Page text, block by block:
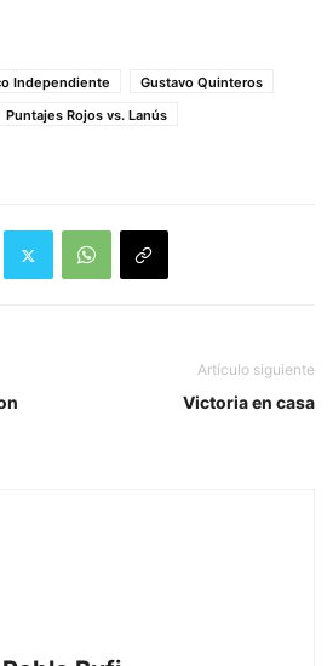
Independiente
Gustavo Quinteros
Puntajes Rojos vs. Lanús
Artículo siguiente
Victoria en casa